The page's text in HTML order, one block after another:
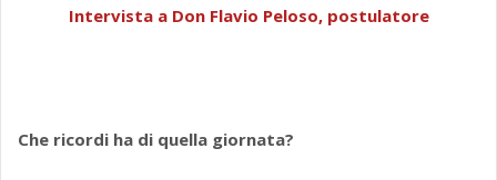
Intervista a Don Flavio Peloso, postulatore
Che ricordi ha di quella giornata?